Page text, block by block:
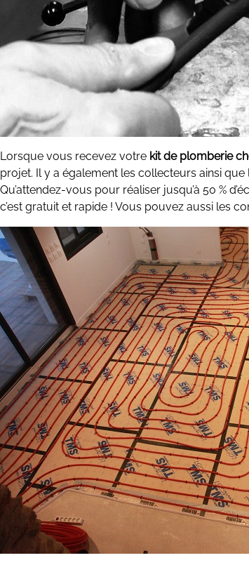
Lorsque vous recevez votre kit de plomberie
projet. Il y a également les collecteurs ainsi
Qu’attendez-vous pour réaliser jusqu’à 50 %
c’est gratuit et rapide ! Vous pouvez aussi les